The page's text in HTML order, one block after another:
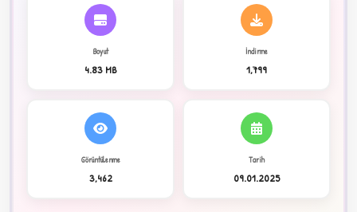
Boyut
4.83 MB
İndirme
1,799
Görüntülenme
3,462
Tarih
09.01.2025